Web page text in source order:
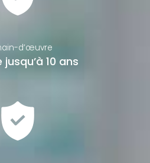
d’œuvre
10 ans